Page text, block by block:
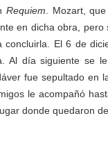
Requiem . Mozart,
en dicha obra, pero
concluirla. El 6 de
Al día siguiente se
fue sepultado en
le acompañó
donde quedaron